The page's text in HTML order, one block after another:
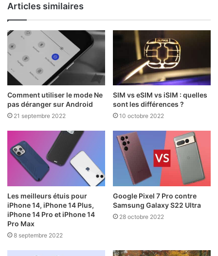
Articles similaires
Comment utiliser le mode Ne
pas déranger sur Android
21 septembre 2022
SIM vs eSIM vs iSIM : quelles
sont les différences ?
10 octobre 2022
Les meilleurs étuis pour
iPhone 14, iPhone 14 Plus,
iPhone 14 Pro et iPhone 14
Pro Max
8 septembre 2022
Google Pixel 7 Pro contre
Samsung Galaxy S22 Ultra
28 octobre 2022